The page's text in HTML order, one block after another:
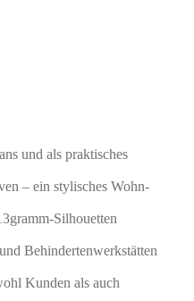
und als praktisches
– ein stylisches Wohn-
Silhouetten
Behindertenwerkstätten
Kunden als auch